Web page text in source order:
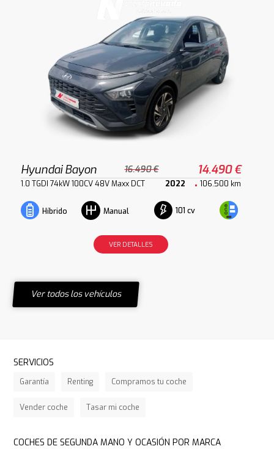
Hyundai Bayon 16.490 € 14.490 €
1.0 TGDI 74kW 100CV 48V Maxx DCT 2022 106.500 km
Híbrido Manual 101 cv
VER DETALLES
Ver todos los vehículos
SERVICIOS
Garantía Renting Compramos tu coche
Vender coche Tasar mi coche
COCHES DE SEGUNDA MANO Y OCASIÓN POR MARCA